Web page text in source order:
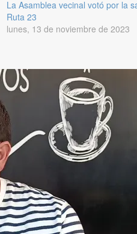
La Asamblea vecinal votó por la
Ruta 23
lunes, 13 de noviembre de 2023